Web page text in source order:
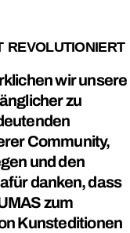
REVOLUTIONIERT
wir unsere
zu
Community,
und den
danken, dass
zum
Kunsteditionen